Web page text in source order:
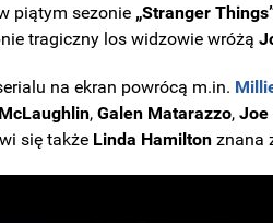
piątym sezonie „Stranger
tragiczny los widzowie wróżą
na ekran powrócą m.in.
,Galen Matarazzo,Joe
się także Linda Hamilton znana